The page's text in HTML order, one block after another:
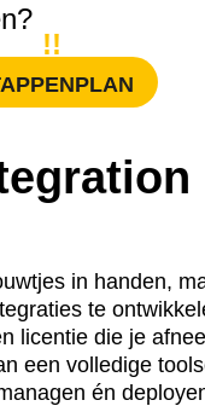
in handen,
te
licentie die je
een volledige
én